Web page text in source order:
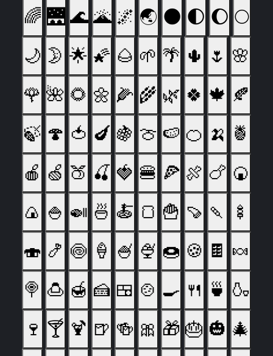
🌈 🌉 🌊 🌋 🌌 🌏 🌑 🌓 🌔 🌕
🌙 🌛 🌟 🌠 🌰 🌱 🌴 🌵 🌷 🌸
🌹 🌺 🌻 🌼 🌽 🌾 🌿 🍀 🍁 🍂
🍃 🍄 🍅 🍆 🍇 🍈 🍉 🍊 🍌 🍍
🍎 🍏 🍑 🍒 🍓 🍔 🍕 🍖 🍗 🍘
🍙 🍚 🍛 🍜 🍝 🍞 🍟 🍠 🍡
🍢
🍣 🍤 🍥 🍦 🍧 🍨 🍩 🍪 🍫 🍬
🍭 🍮 🍯 🍰 🍱 🍲 🍳 🍴 🍵 🍶
🍷 🍸 🍹 🍺 🍻 🎀 🎁 🎂 🎃 🎄